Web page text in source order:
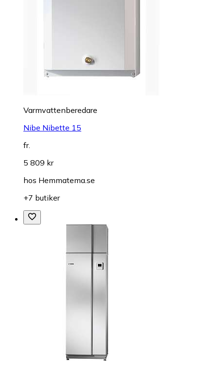
Varmvattenberedare
Nibe Nibette 15
fr.
5 809 kr
hos Hemmatema.se
+7 butiker